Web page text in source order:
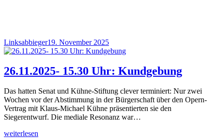
Linksabbieger19. November 2025
26.11.2025- 15.30 Uhr: Kundgebung
Das hatten Senat und Kühne-Stiftung clever terminiert: Nur zwei
Wochen vor der Abstimmung in der Bürgerschaft über den Opern-
Vertrag mit Klaus-Michael Kühne präsentierten sie den
Siegerentwurf. Die mediale Resonanz war…
weiterlesen